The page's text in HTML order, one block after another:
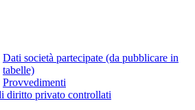
Dati società partecipate (da pubblicare in
tabelle)
Provvedimenti
diritto privato controllati